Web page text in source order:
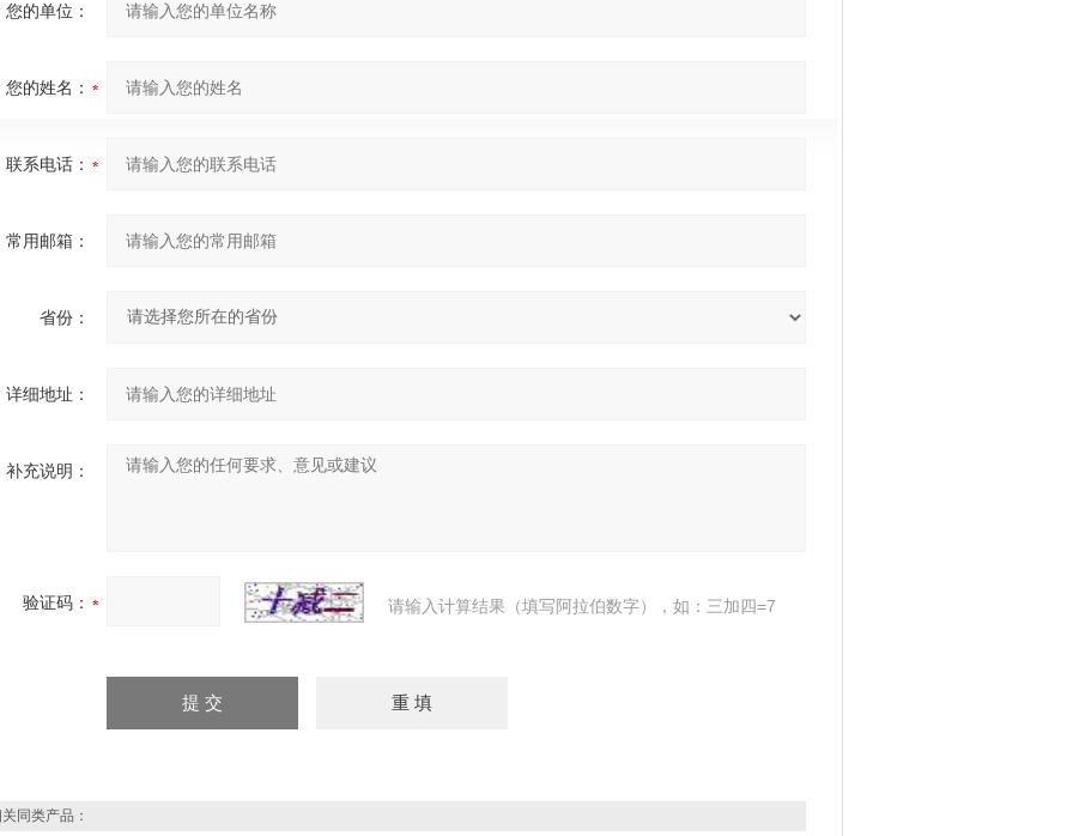
您的单位：
您的姓名：
联系电话：
常用邮箱：
省份：
详细地址：
补充说明：
验证码： 请输入计算结果（填写阿拉伯数字），如：三加四=7
同类产品：